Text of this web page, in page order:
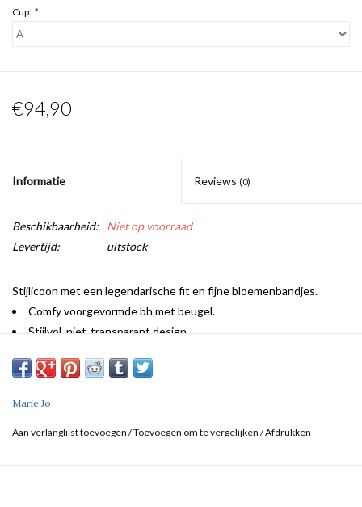
Cup: *
€94,90
Informatie Reviews (0)
Beschikbaarheid:
Niet op voorraad
Levertijd:
uitstock
Stijlicoon met een legendarische fit en fijne bloemenbandjes.
Comfy voorgevormde bh met beugel.
Stijlvol, niet-transparant design.
Een verfijnde, donkere neutral
Marie Jo
Aan verlanglijst toevoegen /Toevoegen om te vergelijken /Afdrukken